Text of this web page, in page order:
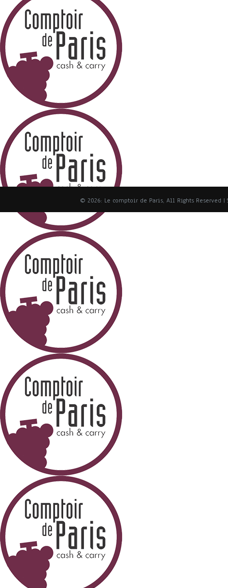
© 2026: Le comptoir de Paris, All Rights Reserved |